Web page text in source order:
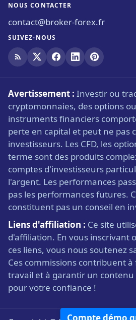
NOUS CONTACTER
contact@broker-forex.fr
SUIVEZ-NOUS
Avertissement : Investir ou
cryptomonnaies, des options
instruments financiers
perte en capital et peut ne pas
investisseurs. Les CFD, les
terme sont des produits
comptes d'investisseurs
l'argent. Les performances
pas les performances futures.
constituent pas un conseil en
Liens d'affiliation : Ce site
d'affiliation. En vous inscrivant
ces liens, vous nous soutenez
Ces commissions contribuent
travail et à garantir un
pour votre confiance !